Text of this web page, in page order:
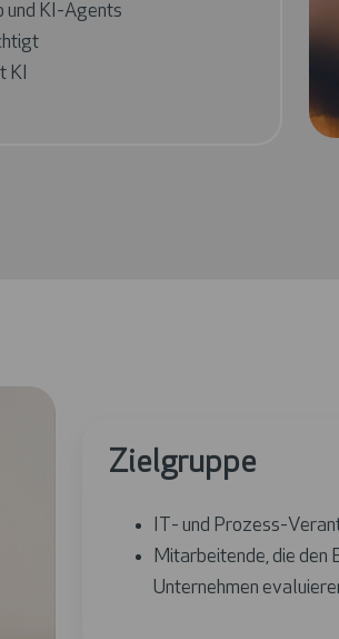
und KI-Agents
KI
Zielgruppe
IT- und Prozess-
Mitarbeitende, die den
Unternehmen